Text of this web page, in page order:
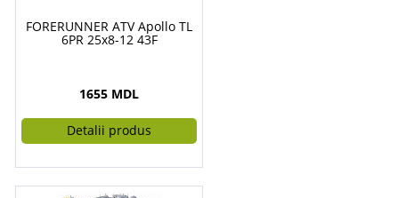
FORERUNNER ATV Apollo TL
6PR 25x8-12 43F
1655 MDL
Detalii produs